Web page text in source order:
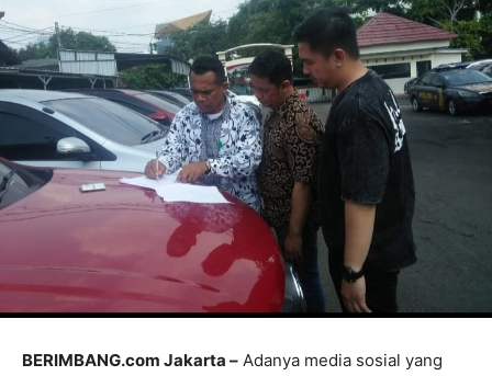
BERIMBANG.com Jakarta – Adanya media sosial yang